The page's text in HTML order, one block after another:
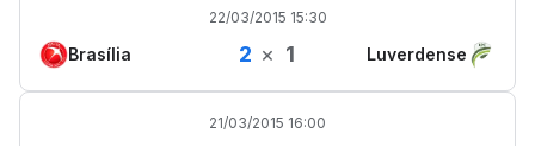
22/03/2015 15:30
Brasília 2 × 1 Luverdense
21/03/2015 16:00